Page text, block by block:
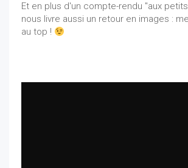
Et en plus d'un compte-rendu "aux
nous livre aussi un retour en images :
au top !